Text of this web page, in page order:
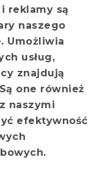
reklamy są
naszego
Umożliwia
usług,
znajdują
one również
naszymi
efektywność